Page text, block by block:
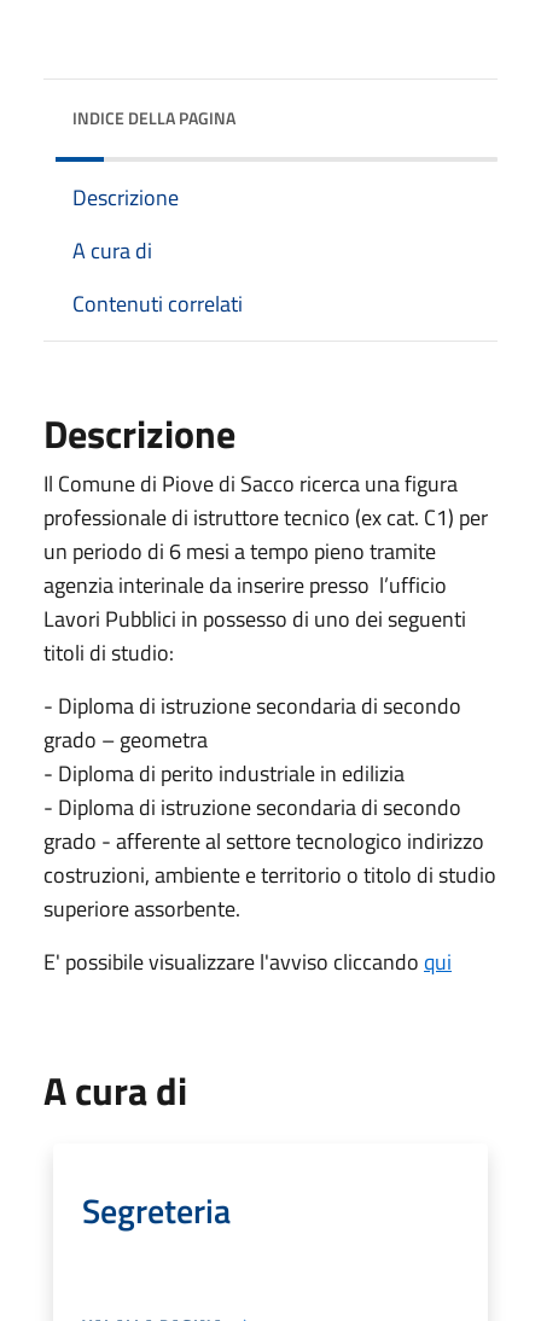
INDICE DELLA PAGINA
Descrizione
A cura di
Contenuti correlati
Descrizione
Il Comune di Piove di Sacco ricerca una figura
professionale di istruttore tecnico (ex cat. C1) per
un periodo di 6 mesi a tempo pieno tramite
agenzia interinale da inserire presso l’ufficio
Lavori Pubblici in possesso di uno dei seguenti
titoli di studio:
- Diploma di istruzione secondaria di secondo
grado – geometra
- Diploma di perito industriale in edilizia
- Diploma di istruzione secondaria di secondo
grado - afferente al settore tecnologico indirizzo
costruzioni, ambiente e territorio o titolo di studio
superiore assorbente.
E' possibile visualizzare l'avviso cliccando qui
A cura di
Segreteria